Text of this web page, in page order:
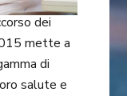
dei
mette a
di
salute e